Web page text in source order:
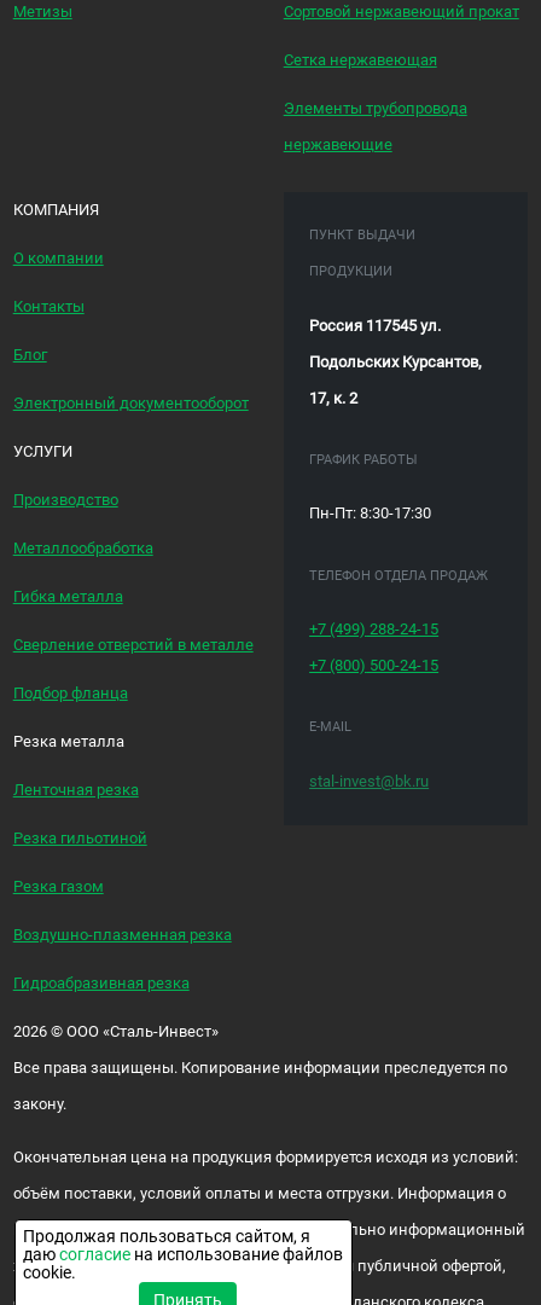
Метизы Сортовой нержавеющий прокат
Сетка нержавеющая
Элементы трубопровода
нержавеющие
КОМПАНИЯ
О компании
Контакты
Блог
Электронный документооборот
УСЛУГИ
Производство
Металлообработка
Гибка металла
Сверление отверстий в металле
Подбор фланца
Резка металла
Ленточная резка
Резка гильотиной
Резка газом
Воздушно-плазменная резка
Гидроабразивная резка
ПУНКТ ВЫДАЧИ
ПРОДУКЦИИ
Россия 117545 ул.
Подольских Курсантов,
17, к. 2
ГРАФИК РАБОТЫ
Пн-Пт: 8:30-17:30
ТЕЛЕФОН ОТДЕЛА ПРОДАЖ
+7 (499) 288-24-15
+7 (800) 500-24-15
E-MAIL
stal-invest@bk.ru
2026 ©ООО «Сталь-Инвест»
Все права защищены. Копирование информации преследуется по
закону.
Окончательная цена на продукция формируется исходя из условий:
объём поставки, условий оплаты и места отгрузки. Информация о
цене и наличии продукции носит исключительно информационный
характер и ни при каких условиях не является публичной офертой,
Продолжая пользоваться сайтом, я
даюсогласие на использование файлов
cookie.
Принять